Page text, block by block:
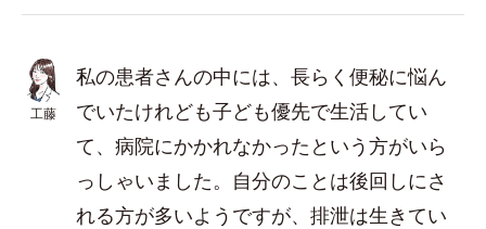
工藤
私の患者さんの中には、長らく便秘に悩ん
でいたけれども子ども優先で生活してい
て、病院にかかれなかったという方がいら
っしゃいました。自分のことは後回しにさ
れる方が多いようですが、排泄は生きてい